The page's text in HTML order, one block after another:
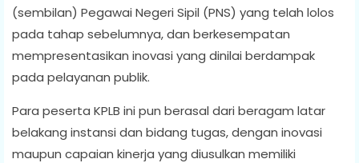
(sembilan) Pegawai Negeri Sipil (PNS) yang telah lolos
pada tahap sebelumnya, dan berkesempatan
mempresentasikan inovasi yang dinilai berdampak
pada pelayanan publik.
Para peserta KPLB ini pun berasal dari beragam latar
belakang instansi dan bidang tugas, dengan inovasi
maupun capaian kinerja yang diusulkan memiliki